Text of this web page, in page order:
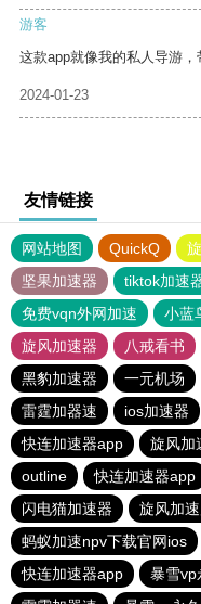
游客
这款app就像我的私人导游，
2024-01-23
友情链接
网站地图 QuickQ
坚果加速器
tiktok加速
免费vqn外网加速
小蓝
旋风加速器
八戒看书
黑豹加速器
一元机场
雷霆加器速
ios加速器
快连加速器app
旋风加
outline
快连加速器app
闪电猫加速器
旋风加
蚂蚁加速npv下载官网ios
快连加速器app
暴雪vp